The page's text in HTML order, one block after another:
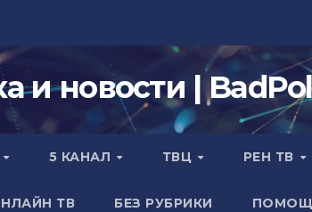
и новости |
5 КАНАЛ ТВЦ РЕН ТВ
ТВ БЕЗ РУБРИКИ